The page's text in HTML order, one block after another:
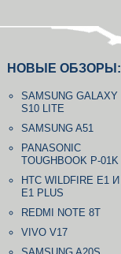
НОВЫЕ ОБЗОРЫ:
SAMSUNG GALAXY
S10 LITE
SAMSUNG A51
PANASONIC
TOUGHBOOK P-01K
HTC WILDFIRE E1 И
E1 PLUS
REDMI NOTE 8T
VIVO V17